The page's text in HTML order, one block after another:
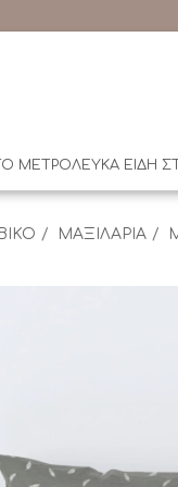
ΜΕΤΡΟΛΕΥΚΑ ΕΙΔΗ
ΜΑΞΙΛΑΡΙΑ